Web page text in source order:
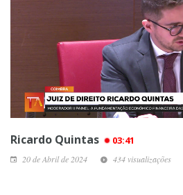
Ricardo Quintas 03:41
20 de Abril de 2024 434 visualizações